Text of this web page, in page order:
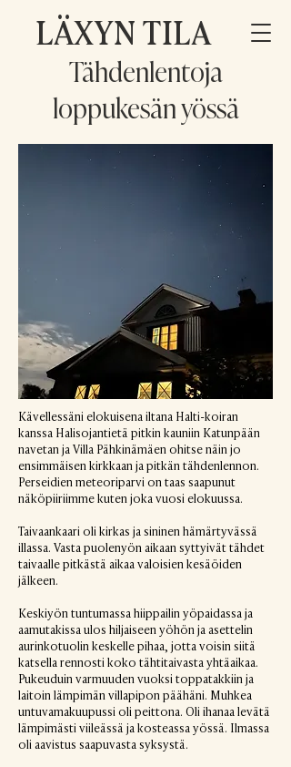
LÄXYN TILA
Tähdenlentoja
loppukesän yössä
Kävellessäni elokuisena iltana Halti-koiran
kanssa Halisojantietä pitkin kauniin Katunpään
navetan ja Villa Pähkinämäen ohitse näin jo
ensimmäisen kirkkaan ja pitkän tähdenlennon.
Perseidien meteoriparvi on taas saapunut
näköpiiriimme kuten joka vuosi elokuussa.
Taivaankaari oli kirkas ja sininen hämärtyvässä
illassa. Vasta puolenyön aikaan syttyivät tähdet
taivaalle pitkästä aikaa valoisien kesäöiden
jälkeen.
Keskiyön tuntumassa hiippailin yöpaidassa ja
aamutakissa ulos hiljaiseen yöhön ja asettelin
aurinkotuolin keskelle pihaa, jotta voisin siitä
katsella rennosti koko tähtitaivasta yhtäaikaa.
Pukeuduin varmuuden vuoksi toppatakkiin ja
laitoin lämpimän villapipon päähäni. Muhkea
untuvamakuupussi oli peittona. Oli ihanaa levätä
lämpimästi viileässä ja kosteassa yössä. Ilmassa
oli aavistus saapuvasta syksystä.